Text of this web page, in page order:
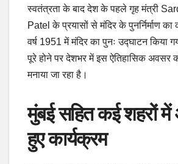
स्वतंत्रता के बाद देश के पहले गृह मंत्री
Patel के प्रयासों से मंदिर के पुनर्निर्माण
वर्ष 1951 में मंदिर का पुनः उद्घाटन किया
पूरे होने पर देशभर में इस ऐतिहासिक अवसर
मनाया जा रहा है।
मुंबई सहित कई शहरों
हुए कार्यक्रम